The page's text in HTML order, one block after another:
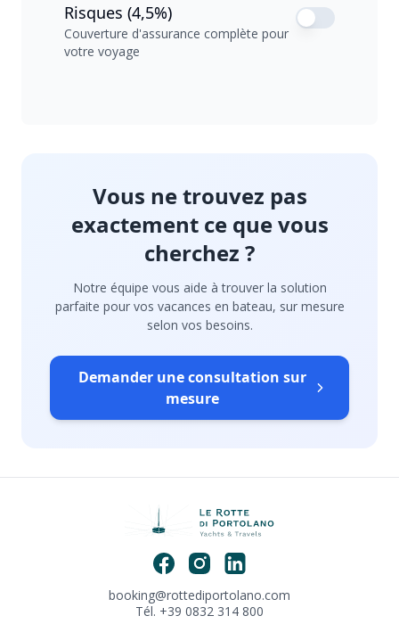
Risques (4,5%)
Couverture d'assurance complète pour
votre voyage
Vous ne trouvez pas
exactement ce que vous
cherchez ?
Notre équipe vous aide à trouver la solution
parfaite pour vos vacances en bateau, sur mesure
selon vos besoins.
Demander une consultation sur
mesure
booking@rottediportolano.com
Tél. +39 0832 314 800